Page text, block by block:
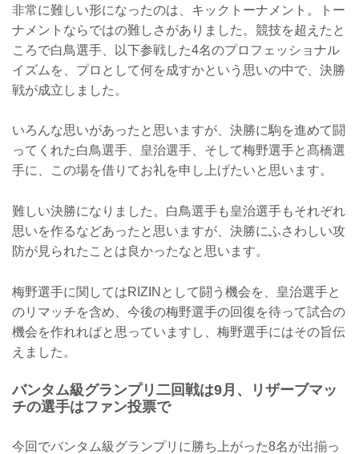
非常に難しい形になったのは、キックトーナメント。トー
ナメントならではの難しさがありました。競技を超えたと
ころで白鳥選手、以下参戦した4名のプロフェッショナル
イズムを、プロとして何を成すかという思いの中で、決勝
戦が成立しました。
いろんな思いがあったと思いますが、決勝に駒を進めて闘
ってくれた白鳥選手、皇治選手、そして梅野選手と髙橋選
手に、この場を借りてお礼を申し上げたいと思います。
難しい決勝になりました。白鳥選手も皇治選手もそれぞれ
思いを作るなどあったと思いますが、決勝にふさわしい攻
防が見られたことは良かったなと思います。
梅野選手に関してはRIZINとして闘う機会を、皇治選手と
のリマッチを含め、今後の梅野選手の回復を待って試合の
機会を作れればと思っていますし、梅野選手にはその旨伝
えました。
バンタム級グランプリ二回戦は9月、リザーブマッ
チの選手はファン投票で
今回でバンタム級グランプリに勝ち上がった8名が出揃っ